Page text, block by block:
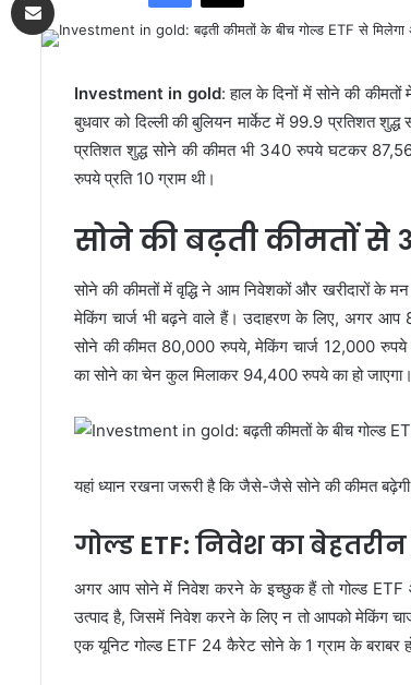
Investment in gold: हाल के दिनों में सोने की कीमतों
बुधवार को दिल्ली की बुलियन मार्केट में 99.9 प्रतिशत
प्रतिशत शुद्ध सोने की कीमत भी 340 रुपये घटकर
रुपये प्रति 10 ग्राम थी।
सोने की बढ़ती कीमतों से
सोने की कीमतों में वृद्धि ने आम निवेशकों और खरीदारों के
मेकिंग चार्ज भी बढ़ने वाले हैं। उदाहरण के लिए, अगर
सोने की कीमत 80,000 रुपये, मेकिंग चार्ज 12,000
का सोने का चेन कुल मिलाकर 94,400 रुपये का हो जाएगा।
यहां ध्यान रखना जरूरी है कि जैसे-जैसे सोने की कीमत
गोल्ड ETF: निवेश का
अगर आप सोने में निवेश करने के इच्छुक हैं तो गोल्ड ETF
उत्पाद है, जिसमें निवेश करने के लिए न तो आपको मेकिंग
एक यूनिट गोल्ड ETF 24 कैरेट सोने के 1 ग्राम के बराबर